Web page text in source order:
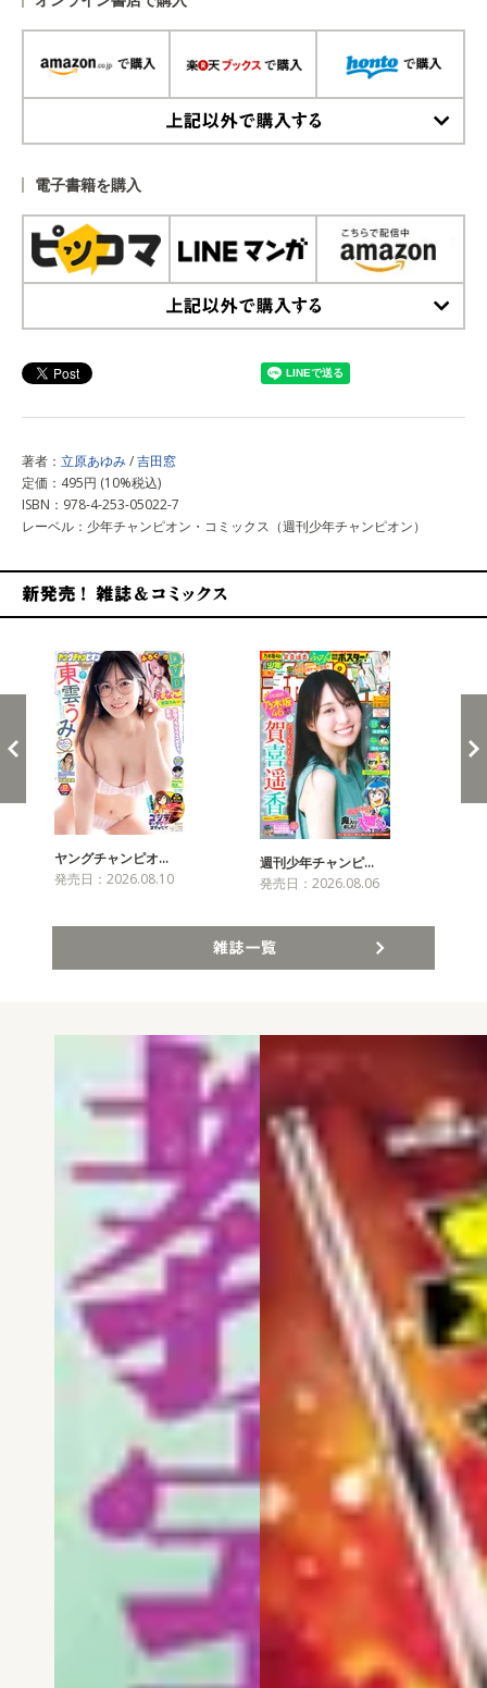
電子書籍を購入
著者： 立原あゆみ/吉田窓
定価：495円 (10%税込)
ISBN：978-4-253-05022-7
レーベル：少年チャンピオン・コミックス（週刊少年チャンピオン）
ヤングチャンピオ…
発売日：2026.08.10
週刊少年チャンピ…
発売日：2026.08.06